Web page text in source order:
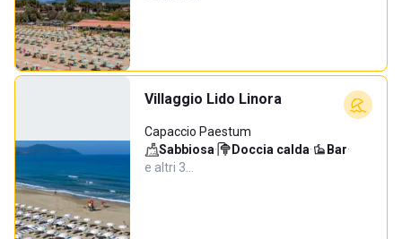
Villaggio Lido Linora
Capaccio Paestum
Sabbiosa· Doccia calda· Bar·
e altri 3…